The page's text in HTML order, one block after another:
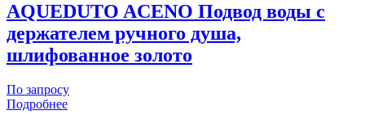
AQUEDUTO ACENO Подвод воды с
держателем ручного душа,
шлифованное золото
По запросу
Подробнее